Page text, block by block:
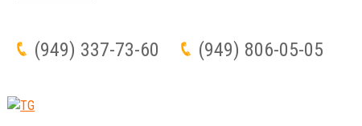
(949) 337-73-60 (949) 806-05-05